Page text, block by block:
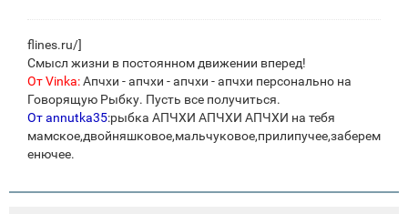
flines.ru/]
Смысл жизни в постоянном движении вперед!
От Vinka:Апчхи - апчхи - апчхи - апчхи персонально на
Говорящую Рыбку. Пусть все получиться.
От annutka35:рыбка АПЧХИ АПЧХИ АПЧХИ на тебя
мамское,двойняшковое,мальчуковое,прилипучее,заберем
енючее.